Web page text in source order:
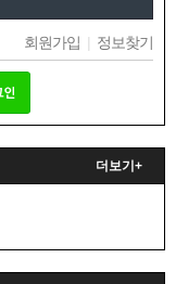
회원가입 | 정보찾기
더보기+